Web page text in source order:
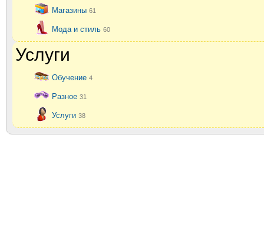
Магазины 61
Мода и стиль 60
Услуги
Обучение 4
Разное 31
Услуги 38